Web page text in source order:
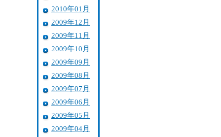
2010年01月
2009年12月
2009年11月
2009年10月
2009年09月
2009年08月
2009年07月
2009年06月
2009年05月
2009年04月